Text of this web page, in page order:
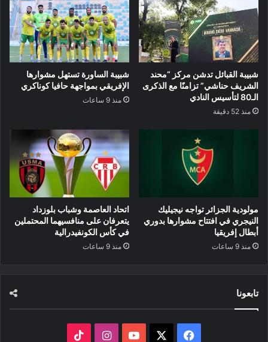
شبيبة القبائل تدشن مركز “محند
الشريف حناشي” تزامنًا مع الذكرى
الـ80 لتأسيس النادي
منذ 52 دقيقة
شبيبة الساورة تستهل مشوارها
الإفريقي بمواجهة حافيا كوناكري
منذ 9 ساعات
مولودية الجزائر تواجه نيجيليك
النيجري في افتتاح مشوارها بدوري
أبطال إفريقيا
منذ 9 ساعات
اتحاد العاصمة وشباب بلوزداد
يتعرفان على منافسيهما المحتملين
في كأس الكونفيدرالية
منذ 9 ساعات
تابعونا
فيسبوك ‫YouTubeانستقرام